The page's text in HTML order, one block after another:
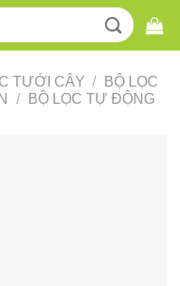
TƯỚI CÂY /
BỘ LỌC
/ BỘ LỌC TỰ ĐỘNG